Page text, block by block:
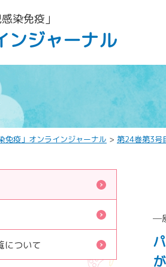
染免疫」
ンジャーナル
免疫」オンラインジャーナル > 第24巻第3号
─
について